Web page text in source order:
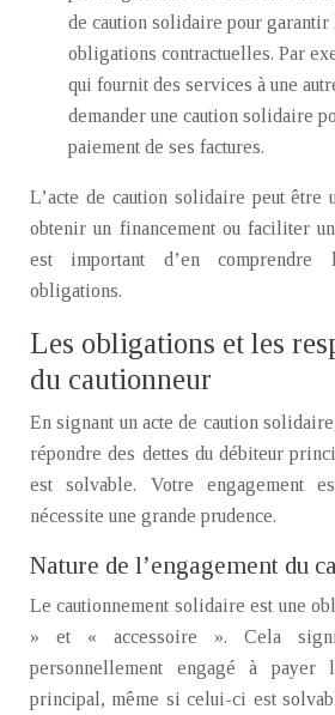
de caution solidaire pour garantir
obligations contractuelles. Par
qui fournit des services à une
demander une caution solidaire
paiement de ses factures.
L’acte de caution solidaire peut être
obtenir un financement ou faciliter
est important d’en
obligations.
Les obligations et les
du cautionneur
En signant un acte de caution
répondre des dettes du débiteur
est solvable. Votre engagement
nécessite une grande prudence.
Nature de l’engagement du
Le cautionnement solidaire est une
» et « accessoire ». Cela
personnellement engagé à payer
principal, même si celui-ci est